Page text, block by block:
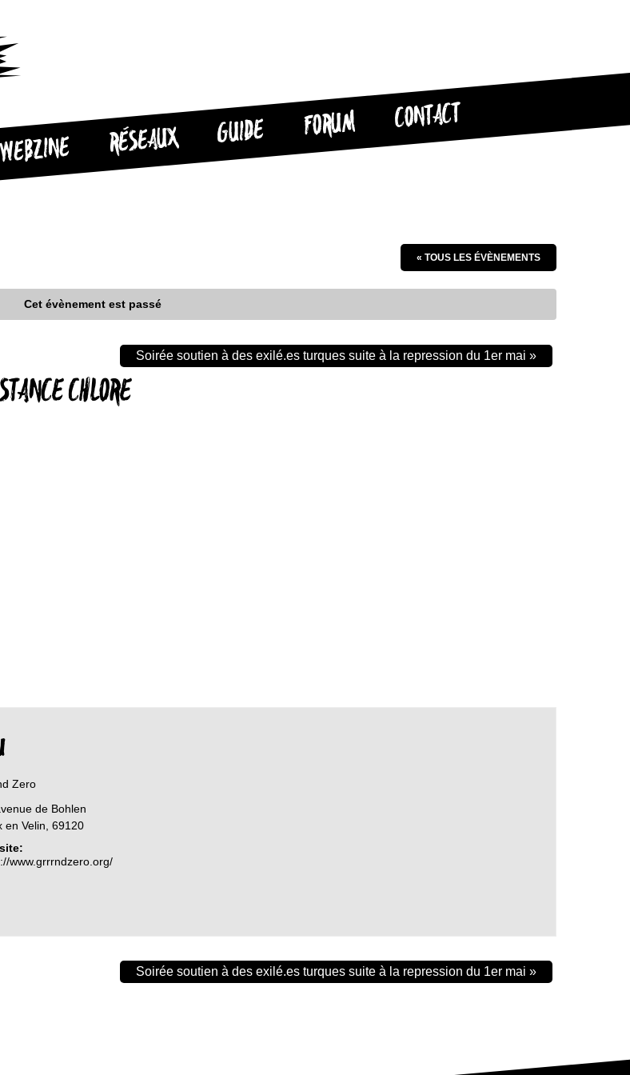
WEBZINE RÉSEAUX GUIDE FORUM CONTACT
« TOUS LES ÉVÈNEMENTS
Cet évènement est passé
CHLORE
Soirée soutien à des exilé.es turques suite à la repression du 1er mai »
Zero
de Bohlen
en Velin 69120
www.grrrndzero.org/
Soirée soutien à des exilé.es turques suite à la repression du 1er mai »